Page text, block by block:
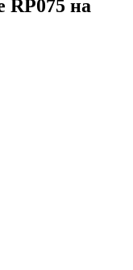
RP075 на